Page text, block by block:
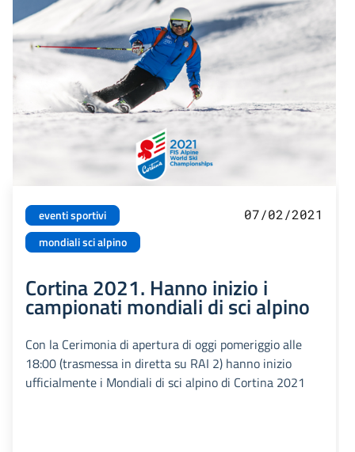
eventi sportivi
mondiali sci alpino
07/02/2021
Cortina 2021. Hanno inizio i
campionati mondiali di sci alpino
Con la Cerimonia di apertura di oggi pomeriggio alle
18:00 (trasmessa in diretta su RAI 2) hanno inizio
ufficialmente i Mondiali di sci alpino di Cortina 2021